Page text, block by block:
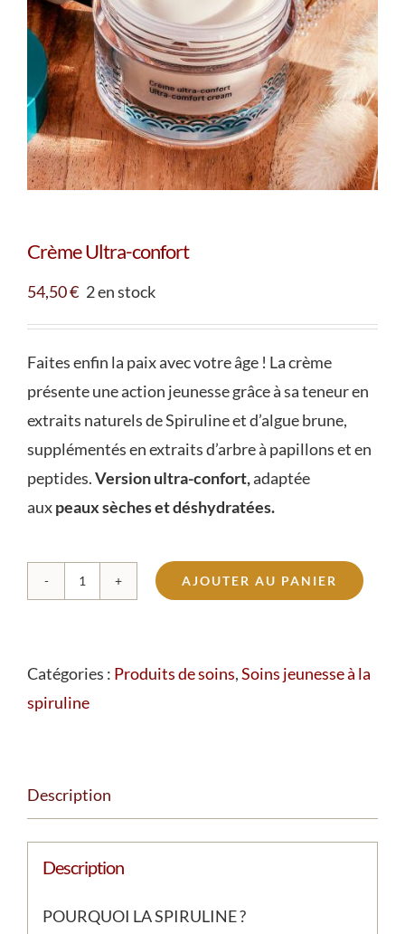
Crème Ultra-confort
54,50€ 2 en stock
Faites enfin la paix avec votre âge ! La crème
présente une action jeunesse grâce à sa teneur en
extraits naturels de Spiruline et d’algue brune,
supplémentés en extraits d’arbre à papillons et en
peptides.Version ultra-confort,adaptée
auxpeaux sèches et déshydratées.
Ultra-
confort
AJOUTER AU PANIER
Catégories : Produits de soins,Soins jeunesse à la
spiruline
Description
Description
POURQUOI LA SPIRULINE ?